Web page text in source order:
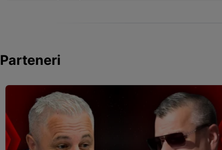
Parteneri